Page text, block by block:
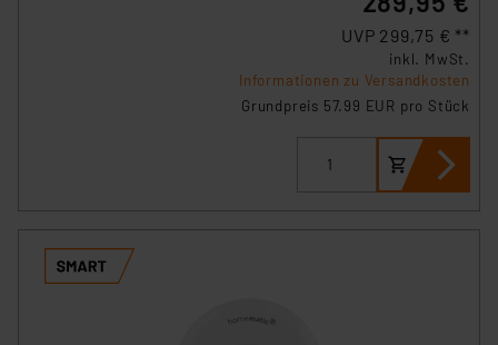
UVP 299,75 € **
inkl. MwSt.
Informationen zu Versandkosten
Grundpreis 57.99 EUR pro Stück